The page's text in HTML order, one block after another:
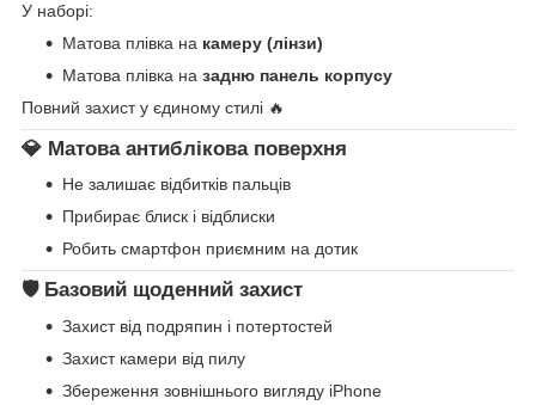
У наборі:
Матова плівка на камеру (лінзи)
Матова плівка на задню панель корпусу
Повний захист у єдиному стилі 🔥
💎 Матова антиблікова поверхня
Не залишає відбитків пальців
Прибирає блиск і відблиски
Робить смартфон приємним на дотик
🛡 Базовий щоденний захист
Захист від подряпин і потертостей
Захист камери від пилу
Збереження зовнішнього вигляду iPhone